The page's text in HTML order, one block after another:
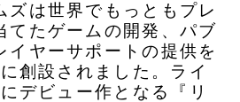
ズは世界でもっともプレ
てたゲームの開発、パブ
イヤーサポートの提供を
創設されました。ライ
デビュー作となる『リ